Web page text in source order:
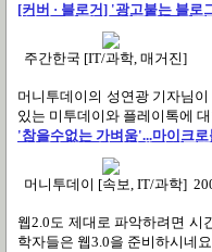
[커버 · 블로거 ] '광고붙는 블로
주간한국 [IT/과학, 매거진]
머니투데이의 성연광 기자님
있는 미투데이와 플레이톡에
'참을수없는 가벼움'...마이크
머니투데이 [속보, IT/과학]
웹2.0도 제대로 파악하려면 시
학자들은 웹3.0을 준비하시네